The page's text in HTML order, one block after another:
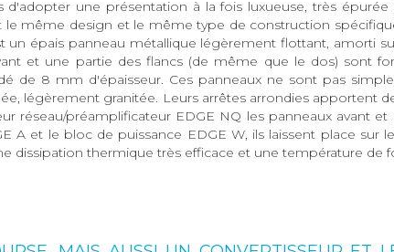
d'adopter une présentation à la fois luxueuse, très
le même design et le même type de construction
un épais panneau métallique légèrement flottant, amorti
et une partie des flancs (de même que le dos) sont
de 8 mm d'épaisseur. Ces panneaux ne sont pas
légèrement granitée. Leurs arrêtes arrondies apportent
réseau/préamplificateur EDGE NQ les panneaux avant
A et le bloc de puissance EDGE W, ils laissent place sur
dissipation thermique très efficace et une température de